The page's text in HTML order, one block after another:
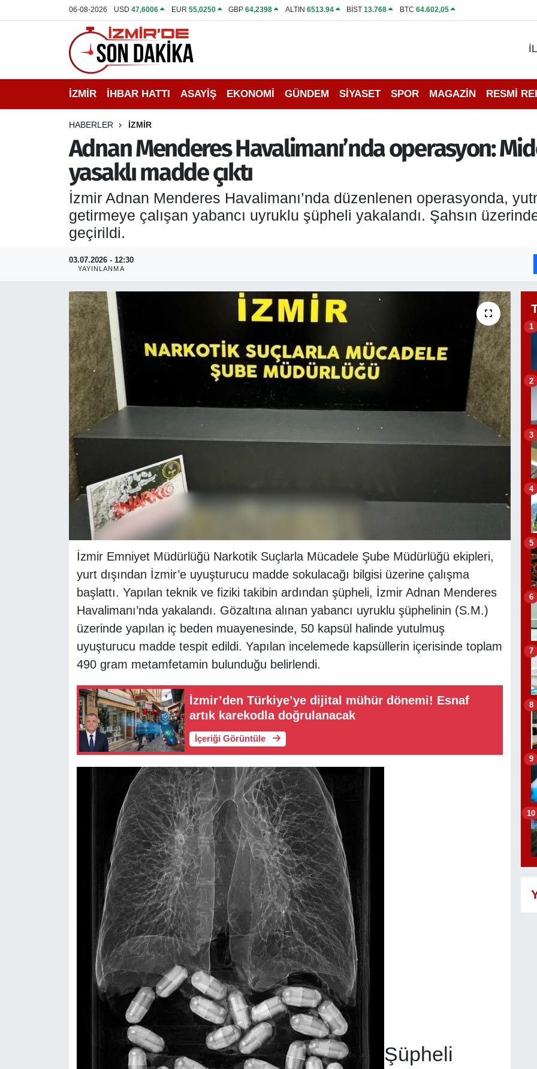
06-08-2026 USD47,6006 EUR 55,0250 GBP64,2398 ALTIN 6513.94 BİST13.768 BTC 64.602,05
İZMİR İHBAR HATTI ASAYİŞ EKONOMİ GÜNDEM SİYASET SPOR MAGAZİN RESMİ
HABERLER İZMİR
Adnan Menderes Havalimanı’nda operasyon:
yasaklı madde çıktı
İzmir Adnan Menderes Havalimanı’nda düzenlenen operasyonda,
getirmeye çalışan yabancı uyruklu şüpheli yakalandı. Şahsın
geçirildi.
03.07.2026 - 12:30
YAYINLANMA
İzmir Emniyet Müdürlüğü Narkotik Suçlarla Mücadele Şube Müdürlüğü ekipleri,
yurt dışından İzmir’e uyuşturucu madde sokulacağı bilgisi üzerine çalışma
başlattı. Yapılan teknik ve fiziki takibin ardından şüpheli, İzmir Adnan Menderes
Havalimanı’nda yakalandı. Gözaltına alınan yabancı uyruklu şüphelinin (S.M.)
üzerinde yapılan iç beden muayenesinde, 50 kapsül halinde yutulmuş
uyuşturucu madde tespit edildi. Yapılan incelemede kapsüllerin içerisinde toplam
490 gram metamfetamin bulunduğu belirlendi.
İzmir’den Türkiye’ye dijital mühür dönemi! Esnaf
artık karekodla doğrulanacak
İçeriği Görüntüle
Şüpheli
1
2
3
4
5
6
7
8
9
10
İHBAR HATTI
DEPREM
EKONOMİ
SİYASET
ASAYİŞ
RESMİ REKLAM
İzmir Nöbetçi Eczaneler
İzmir Hava Durumu
İzmir Namaz Vakitleri
İzmir Trafik Yoğunluk Haritası
Puan Durumu ve Fikstür
Tüm Manşetler
Son Dakika Haberleri
Haber Arşivi